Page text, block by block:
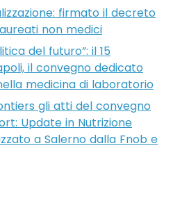
firmato il decreto
non medici
del futuro”: il 15
il convegno dedicato
medicina di laboratorio
gli atti del convegno
Update in Nutrizione
a Salerno dalla Fnob e